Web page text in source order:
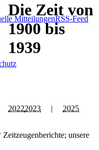
MitteilungenRSS-Feed
20222023 | 2025
unsere
Die Zeit von
1900 bis
1939